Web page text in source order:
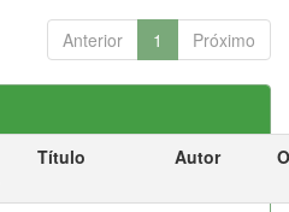
Anterior 1 Próximo
Título Autor